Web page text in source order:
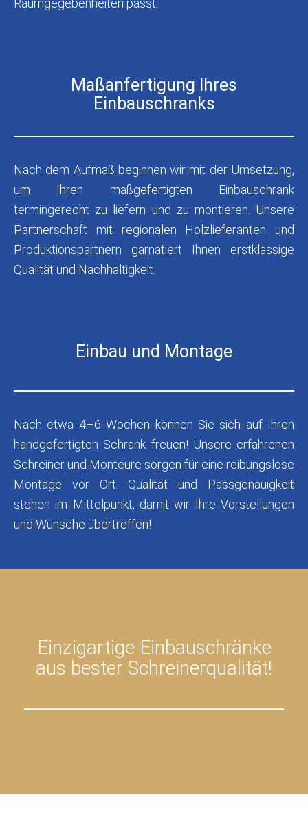
Raumgegebenheiten passt.
Maßanfertigung Ihres
Einbauschranks
Nach dem Aufmaß beginnen wir mit der Umsetzung,
um Ihren maßgefertigten Einbauschrank
termingerecht zu liefern und zu montieren. Unsere
Partnerschaft mit regionalen Holzlieferanten und
Produktionspartnern garnatiert Ihnen erstklassige
Qualität und Nachhaltigkeit.
Einbau und Montage
Nach etwa 4–6 Wochen können Sie sich auf Ihren
handgefertigten Schrank freuen! Unsere erfahrenen
Schreiner und Monteure sorgen für eine reibungslose
Montage vor Ort. Qualität und Passgenauigkeit
stehen im Mittelpunkt, damit wir Ihre Vorstellungen
und Wünsche übertreffen!
Einzigartige Einbauschränke
aus bester Schreinerqualität!